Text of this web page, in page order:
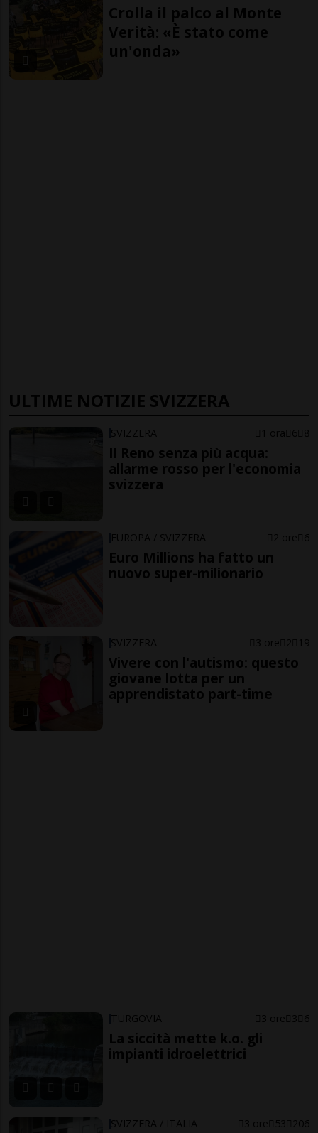
Crolla il palco al Monte
Verità: «È stato come
un'onda»
ULTIME NOTIZIE SVIZZERA
SVIZZERA 1 ora 6 8
Il Reno senza più acqua:
allarme rosso per l'economia
svizzera
EUROPA / SVIZZERA 2 ore 6
Euro Millions ha fatto un
nuovo super-milionario
SVIZZERA 3 ore 2 19
Vivere con l'autismo: questo
giovane lotta per un
apprendistato part-time
TURGOVIA 3 ore 3 6
La siccità mette k.o. gli
impianti idroelettrici
SVIZZERA / ITALIA 3 ore 53 206